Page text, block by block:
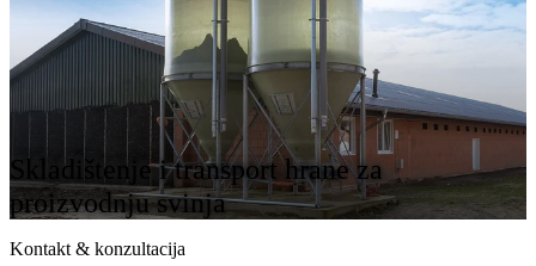
Skladištenje i transport hrane za
proizvodnju svinja
Kontakt & konzultacija